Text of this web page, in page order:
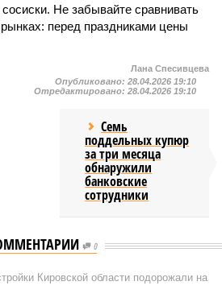
Не забывайте сравнивать
перед праздниками цены
Лана Спесивцева
Опубликовано: 28.04.2026 19:10
Отредактировано: 28.04.2026 19:10
Семь
поддельных купюр
за три месяца
обнаружили
банковские
сотрудники
0
Кировской области подорожали на